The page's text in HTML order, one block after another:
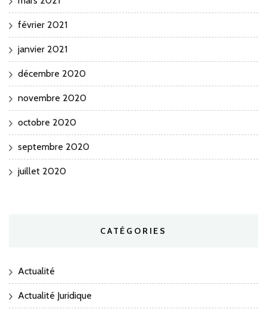
février 2021
janvier 2021
décembre 2020
novembre 2020
octobre 2020
septembre 2020
juillet 2020
CATÉGORIES
Actualité
Actualité Juridique